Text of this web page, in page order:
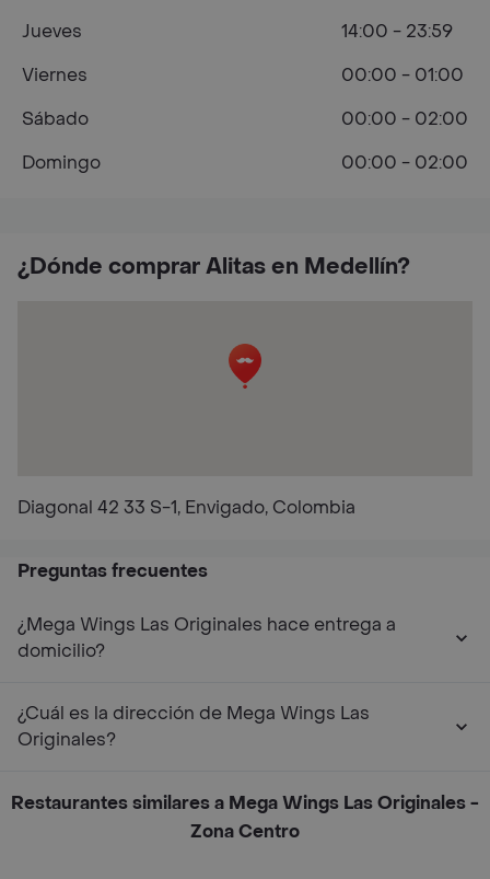
¿Dónde comprar Alitas en Medellín?
Diagonal 42 33 S-1, Envigado, Colombia
Jueves
14:00 - 23:59
Viernes
00:00 - 01:00
Sábado
00:00 - 02:00
Domingo
00:00 - 02:00
Preguntas frecuentes
¿Mega Wings Las Originales hace entrega a
domicilio?
¿Cuál es la dirección de Mega Wings Las
Originales?
Restaurantes similares a Mega Wings Las Originales -
Zona Centro